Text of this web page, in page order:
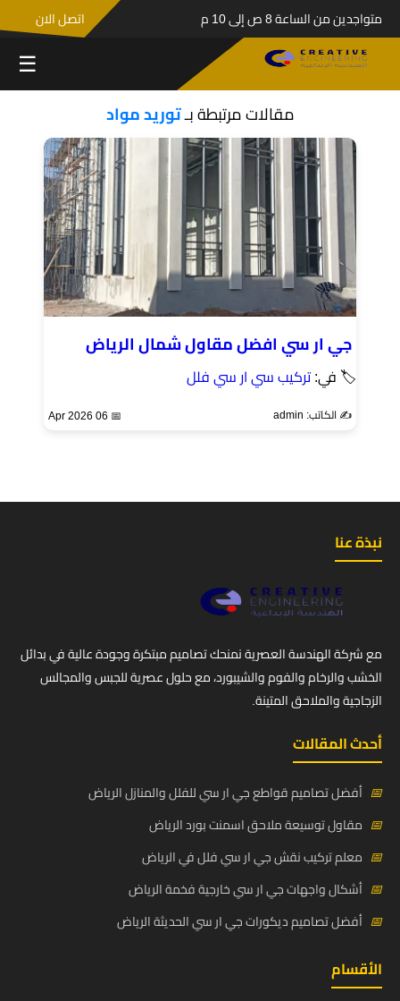
متواجدين من الساعة 8 ص إلى 10 م اتصل الان
☰
مقالات مرتبطة بـتوريد مواد
جي ار سي افضل مقاول شمال الرياض
🏷 في:تركيب سي ار سي فلل
✍️ الكاتب: admin 📅 06 Apr 2026
نبذة عنا
مع شركة الهندسة العصرية نمنحك تصاميم مبتكرة وجودة عالية في بدائل
الخشب والرخام والفوم والشيبورد، مع حلول عصرية للجبس والمجالس
الزجاجية والملاحق المتينة.
أحدث المقالات
📅 أفضل تصاميم قواطع جي ار سي للفلل والمنازل الرياض
📅 مقاول توسيعة ملاحق اسمنت بورد الرياض
📅 معلم تركيب نقش جي ار سي فلل في الرياض
📅 أشكال واجهات جي ار سي خارجية فخمة الرياض
📅 أفضل تصاميم ديكورات جي ار سي الحديثة الرياض
الأقسام